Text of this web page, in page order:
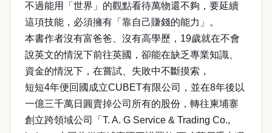
不過能用「世界」的觀點看待萬物還不夠，要延續
這項技能，必須擁有「靠自己賺錢的能力」。
本書作者沒有富爸爸、沒有高學歷，19歲就在不會
說英文的情況下前往英國，卻能在缺乏專業知識、
資金的情況下，在嘗試、失敗中不斷摸索，
短短4年便回國成立CUBET有限公司，並在8年後以
一億三千萬日圓賣掉公司所有的股份，轉往柬埔寨
創立跨領域公司「T. A. G Service & Trading Co.,